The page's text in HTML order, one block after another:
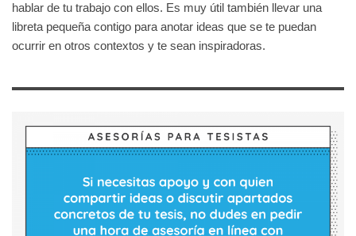
hablar de tu trabajo con ellos. Es muy útil también llevar una
libreta pequeña contigo para anotar ideas que se te puedan
ocurrir en otros contextos y te sean inspiradoras.